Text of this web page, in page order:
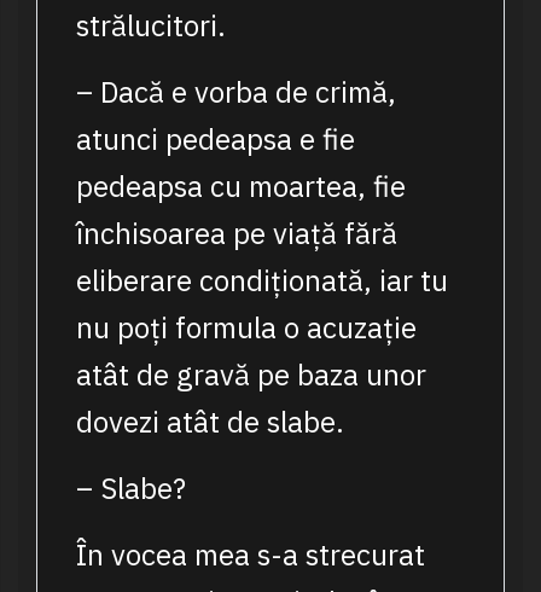
strălucitori.
– Dacă e vorba de crimă,
atunci pedeapsa e fie
pedeapsa cu moartea, fie
închisoarea pe viață fără
eliberare condiționată, iar tu
nu poți formula o acuzație
atât de gravă pe baza unor
dovezi atât de slabe.
– Slabe?
În vocea mea s-a strecurat